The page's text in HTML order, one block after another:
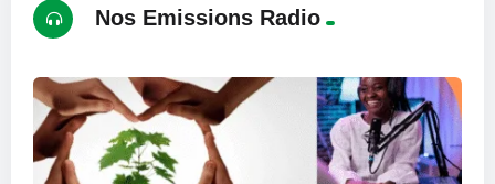
Nos Emissions Radio